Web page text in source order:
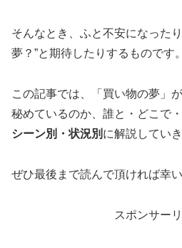
そんなとき、ふと不安になった
夢？”と期待したりするものです。
この記事では、「買い物の夢」
秘めているのか、誰と・どこで
シーン別・状況別 に解説していき
ぜひ最後まで読んで頂ければ幸い
スポンサー